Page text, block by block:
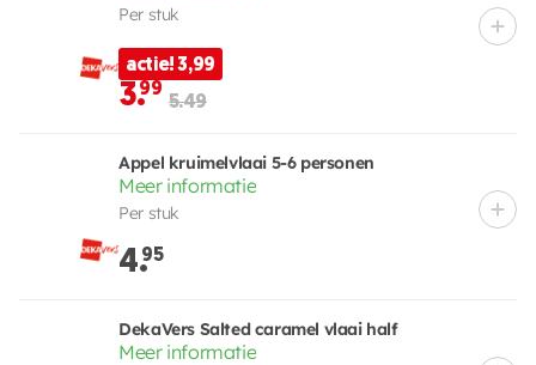
Per stuk
actie! 3,99
3.99
5.49
Appel kruimelvlaai 5-6 personen
Meer informatie
Per stuk
4.95
DekaVers Salted caramel vlaai half
Meer informatie